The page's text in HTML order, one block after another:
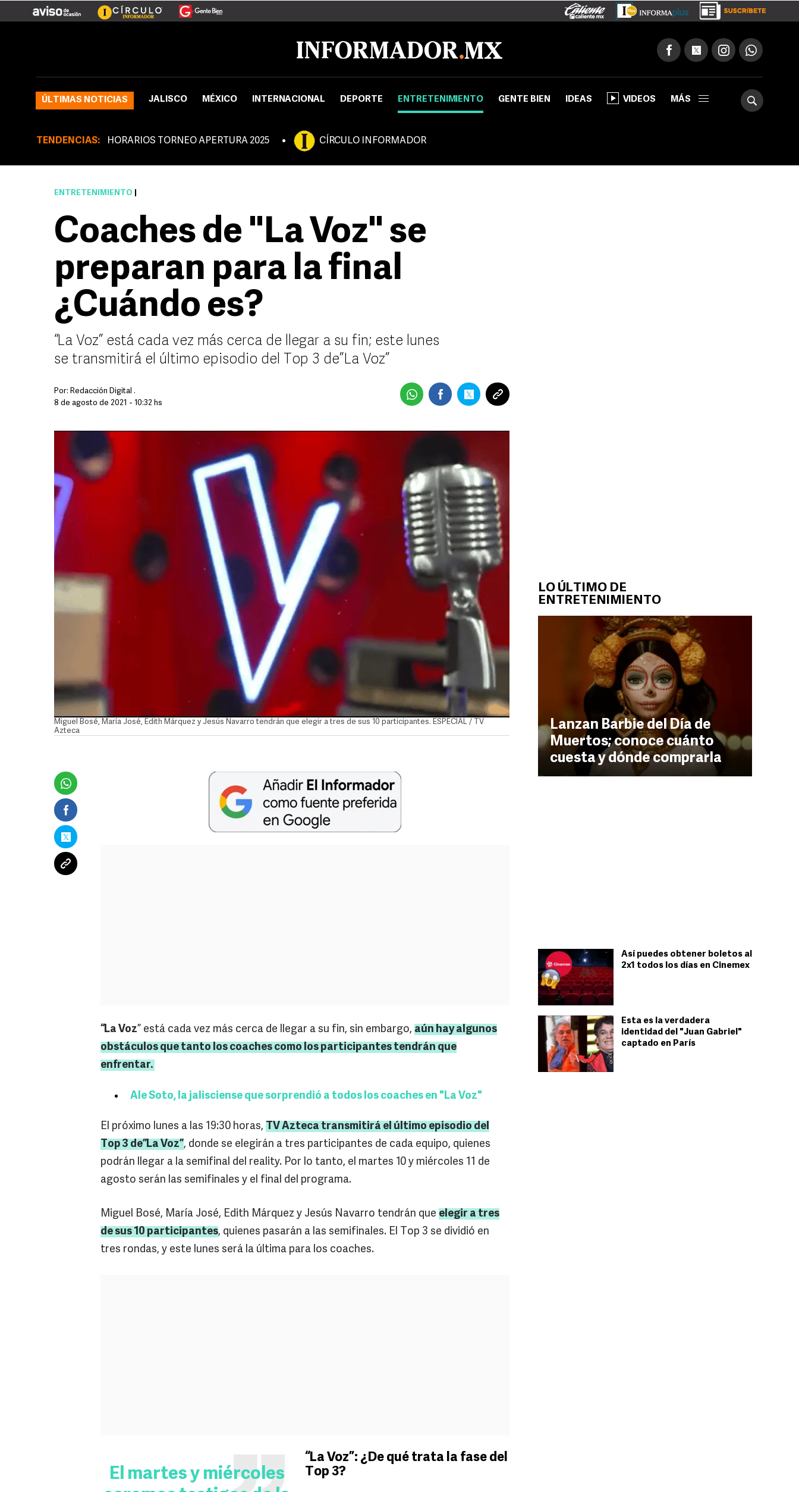
ÚLTIMAS NOTICIAS JALISCO MÉXICO INTERNACIONAL DEPORTE ENTRETENIMIENTO GENTE BIEN IDEAS VIDEOS MÁS
TENDENCIAS: HORARIOS TORNEO APERTURA 2025 CÍRCULO INFORMADOR
LO ÚLTIMO DE
ENTRETENIMIENTO
Lanzan Barbie del Día de
Muertos; conoce cuánto
cuesta y dónde comprarla
Así puedes obtener boletos al
2x1 todos los días en Cinemex
Esta es la verdadera
identidad del "Juan Gabriel"
captado en París
ENTRETENIMIENTO
Coaches de "La Voz" se
preparan para la final
¿Cuándo es?
“La Voz” está cada vez más cerca de llegar a su fin; este lunes
se transmitirá el último episodio del Top 3 de”La Voz”
Por: Redacción Digital .
8 de agosto de 2021 - 10:32 hs
Miguel Bosé, María José, Edith Márquez y Jesús Navarro tendrán que elegir a tres de sus 10 participantes. ESPECIAL / TV
Azteca
“La Voz” está cada vez más cerca de llegar a su fin, sin embargo, aún hay algunos
obstáculos que tanto los coaches como los participantes tendrán que
enfrentar.
Ale Soto, la jalisciense que sorprendió a todos los coaches en "La Voz"
El próximo lunes a las 19:30 horas, TV Azteca transmitirá el último episodio del
Top 3 de”La Voz”, donde se elegirán a tres participantes de cada equipo, quienes
podrán llegar a la semifinal del reality. Por lo tanto, el martes 10 y miércoles 11 de
agosto serán las semifinales y el final del programa.
Miguel Bosé, María José, Edith Márquez y Jesús Navarro tendrán que elegir a tres
de sus 10 participantes, quienes pasarán a las semifinales. El Top 3 se dividió en
tres rondas, y este lunes será la última para los coaches.
El martes y miércoles
“La Voz”: ¿De qué trata la fase del
Top 3?